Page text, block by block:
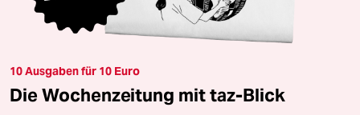
10 Ausgaben für 10 Euro
Die Wochenzeitung mit taz-Blick